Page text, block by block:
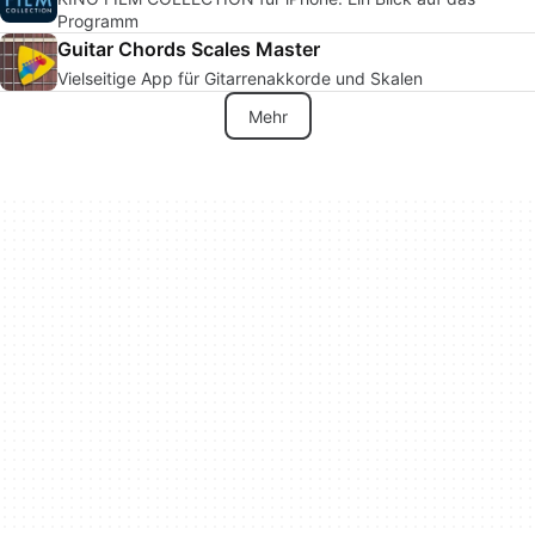
Programm
Guitar Chords Scales Master
Vielseitige App für Gitarrenakkorde und Skalen
Mehr